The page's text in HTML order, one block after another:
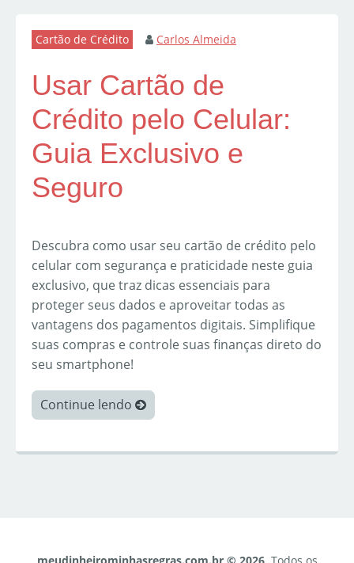
Cartão de Crédito Carlos Almeida
Usar Cartão de
Crédito pelo Celular:
Guia Exclusivo e
Seguro
Descubra como usar seu cartão de crédito pelo
celular com segurança e praticidade neste guia
exclusivo, que traz dicas essenciais para
proteger seus dados e aproveitar todas as
vantagens dos pagamentos digitais. Simplifique
suas compras e controle suas finanças direto do
seu smartphone!
Continue lendo